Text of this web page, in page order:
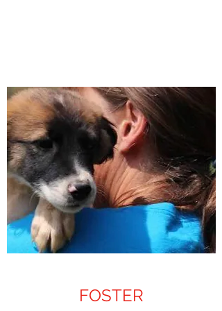
FOSTER